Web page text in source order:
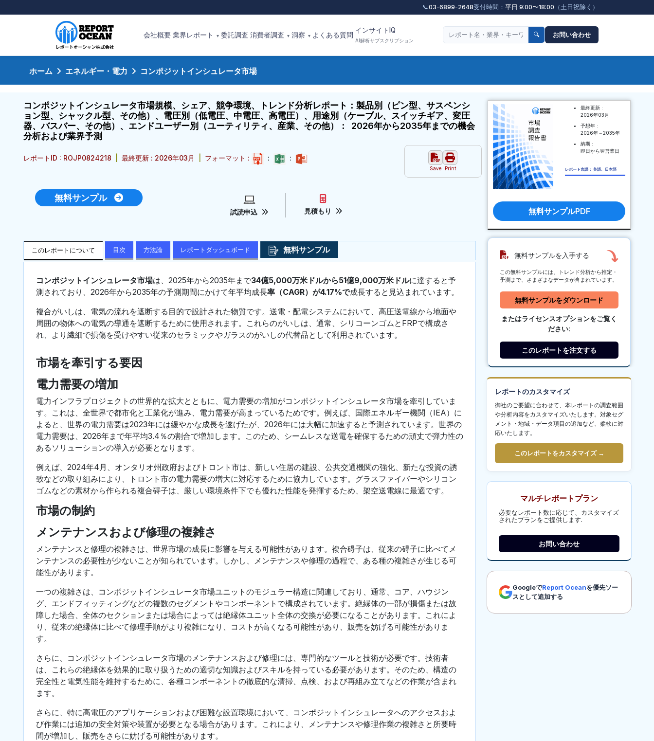
📞03-6899-2648受付時間： 平日 9:00〜18:00 （土日祝除く）
会社概要 業界レポート ▾ 委託調査 消費者調査 ▾ 洞察 ▾ よくある質問
インサイトIQ
AI解析サブスクリプション
🔍 お問い合わせ
ホーム エネルギー・電力 コンポジットインシュレータ市場
コンポジットインシュレータ市場規模、シェア、競争環境、トレンド分析レポート：製品別（ピン型、サスペンシ
ョン型、シャックル型、その他）、電圧別（低電圧、中電圧、高電圧）、用途別（ケーブル、スイッチギア、変圧
器、バスバー、その他）、エンドユーザー別（ユーティリティ、産業、その他）： 2026年から2035年までの機会
分析および業界予測
レポートID : ROJP0824218 最終更新 : 2026年03月 フォーマット : : :
Save Print
無料サンプル
試読申込 見積もり
このレポートについて 目次 方法論 レポートダッシュボード 無料サンプル
コンポジットインシュレータ市場は、2025年から2035年まで34億5,000万米ドルから51億9,000万米ドルに達すると予
測されており、2026年から2035年の予測期間にかけて年平均成長率（CAGR）が4.17%で成長すると見込まれています。
複合がいしは、電気の流れを遮断する目的で設計された物質です。送電・配電システムにおいて、高圧送電線から地面や
周囲の物体への電気の導通を遮断するために使用されます。これらのがいしは、通常、シリコーンゴムとFRPで構成さ
れ、より繊細で損傷を受けやすい従来のセラミックやガラスのがいしの代替品として利用されています。
市場を牽引する要因
電力需要の増加
電力インフラプロジェクトの世界的な拡大とともに、電力需要の増加がコンポジットインシュレータ市場を牽引していま
す。これは、全世界で都市化と工業化が進み、電力需要が高まっているためです。例えば、国際エネルギー機関（IEA）に
よると、世界の電力需要は2023年には緩やかな成長を遂げたが、2026年には大幅に加速すると予測されています。世界の
電力需要は、2026年まで年平均3.4％の割合で増加します。このため、シームレスな送電を確保するための頑丈で弾力性の
あるソリューションの導入が必要となります。
例えば、2024年4月、オンタリオ州政府およびトロント市は、新しい住居の建設、公共交通機関の強化、新たな投資の誘
致などの取り組みにより、トロント市の電力需要の増大に対応するために協力しています。グラスファイバーやシリコン
ゴムなどの素材から作られる複合碍子は、厳しい環境条件下でも優れた性能を発揮するため、架空送電線に最適です。
市場の制約
メンテナンスおよび修理の複雑さ
メンテナンスと修理の複雑さは、世界市場の成長に影響を与える可能性があります。複合碍子は、従来の碍子に比べてメ
ンテナンスの必要性が少ないことが知られています。しかし、メンテナンスや修理の過程で、ある種の複雑さが生じる可
能性があります。
一つの複雑さは、コンポジットインシュレータ市場ユニットのモジュラー構造に関連しており、通常、コア、ハウジン
グ、エンドフィッティングなどの複数のセグメントやコンポーネントで構成されています。絶縁体の一部が損傷または故
障した場合、全体のセクションまたは場合によっては絶縁体ユニット全体の交換が必要になることがあります。これによ
り、従来の絶縁体に比べて修理手順がより複雑になり、コストが高くなる可能性があり、販売を妨げる可能性がありま
す。
さらに、コンポジットインシュレータ市場のメンテナンスおよび修理には、専門的なツールと技術が必要です。技術者
は、これらの絶縁体を効果的に取り扱うための適切な知識およびスキルを持っている必要があります。そのため、構造の
完全性と電気性能を維持するために、各種コンポーネントの徹底的な清掃、点検、および再組み立てなどの作業が含まれ
ます。
さらに、特に高電圧のアプリケーションおよび困難な設置環境において、コンポジットインシュレータへのアクセスおよ
び作業には追加の安全対策や装置が必要となる場合があります。これにより、メンテナンスや修理作業の複雑さと所要時
間が増加し、販売をさらに妨げる可能性があります。
最終更新 :
2026年03月
予想年 :
2026年～2035年
納期 :
即日から翌営業日
レポート言語： 英語、日本語
無料サンプルPDF
無料サンプルを入手する
この無料サンプルには、トレンド分析から推定・
予測まで、さまざまなデータが含まれています。
無料サンプルをダウンロード
またはライセンスオプションをご覧く
ださい:
このレポートを注文する
レポートのカスタマイズ
御社のご要望に合わせて、本レポートの調査範囲
や分析内容をカスタマイズいたします。対象セグ
メント・地域・データ項目の追加など、柔軟に対
応いたします。
このレポートをカスタマイズ →
マルチレポートプラン
必要なレポート数に応じて、カスタマイズ
されたプランをご提供します.
お問い合わせ
GoogleでReport Oceanを優先ソー
スとして追加する